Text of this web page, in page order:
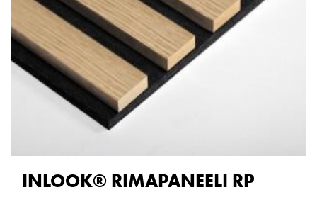
INLOOK® RIMAPANEELI RP